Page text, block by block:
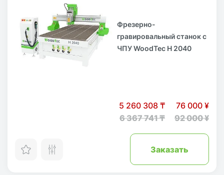
Фрезерно-
гравировальный станок с
ЧПУ WoodTec H 2040
5 260 308 ₸
6 367 741 ₸
76 000 ¥
92 000 ¥
Заказать